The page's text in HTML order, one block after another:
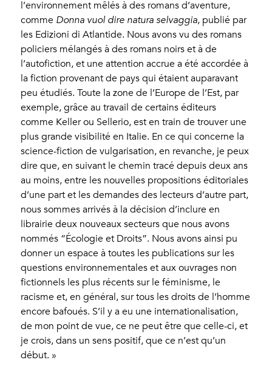
l’environnement mêlés à des romans d’aventure,
comme Donna vuol dire natura selvaggia, publié par
les Edizioni di Atlantide. Nous avons vu des romans
policiers mélangés à des romans noirs et à de
l’autofiction, et une attention accrue a été accordée à
la fiction provenant de pays qui étaient auparavant
peu étudiés. Toute la zone de l’Europe de l’Est, par
exemple, grâce au travail de certains éditeurs
comme Keller ou Sellerio, est en train de trouver une
plus grande visibilité en Italie. En ce qui concerne la
science-fiction de vulgarisation, en revanche, je peux
dire que, en suivant le chemin tracé depuis deux ans
au moins, entre les nouvelles propositions éditoriales
d’une part et les demandes des lecteurs d’autre part,
nous sommes arrivés à la décision d’inclure en
librairie deux nouveaux secteurs que nous avons
nommés “Écologie et Droits”. Nous avons ainsi pu
donner un espace à toutes les publications sur les
questions environnementales et aux ouvrages non
fictionnels les plus récents sur le féminisme, le
racisme et, en général, sur tous les droits de l’homme
encore bafoués. S’il y a eu une internationalisation,
de mon point de vue, ce ne peut être que celle-ci, et
je crois, dans un sens positif, que ce n’est qu’un
début. »